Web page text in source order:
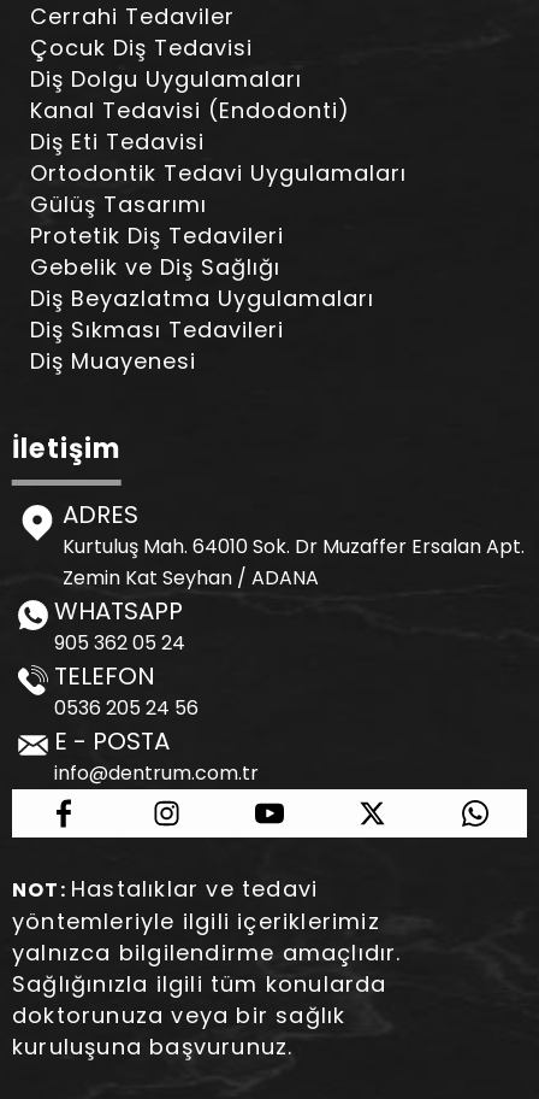
Cerrahi Tedaviler
Çocuk Diş Tedavisi
Diş Dolgu Uygulamaları
Kanal Tedavisi (Endodonti)
Diş Eti Tedavisi
Ortodontik Tedavi Uygulamaları
Gülüş Tasarımı
Protetik Diş Tedavileri
Gebelik ve Diş Sağlığı
Diş Beyazlatma Uygulamaları
Diş Sıkması Tedavileri
Diş Muayenesi
İletişim
ADRES
Kurtuluş Mah. 64010 Sok. Dr Muzaffer Ersalan Apt.
Zemin Kat Seyhan / ADANA
WHATSAPP
905 362 05 24
TELEFON
0536 205 24 56
E - POSTA
info@dentrum.com.tr
NOT: Hastalıklar ve tedavi
yöntemleriyle ilgili içeriklerimiz
yalnızca bilgilendirme amaçlıdır.
Sağlığınızla ilgili tüm konularda
doktorunuza veya bir sağlık
kuruluşuna başvurunuz.